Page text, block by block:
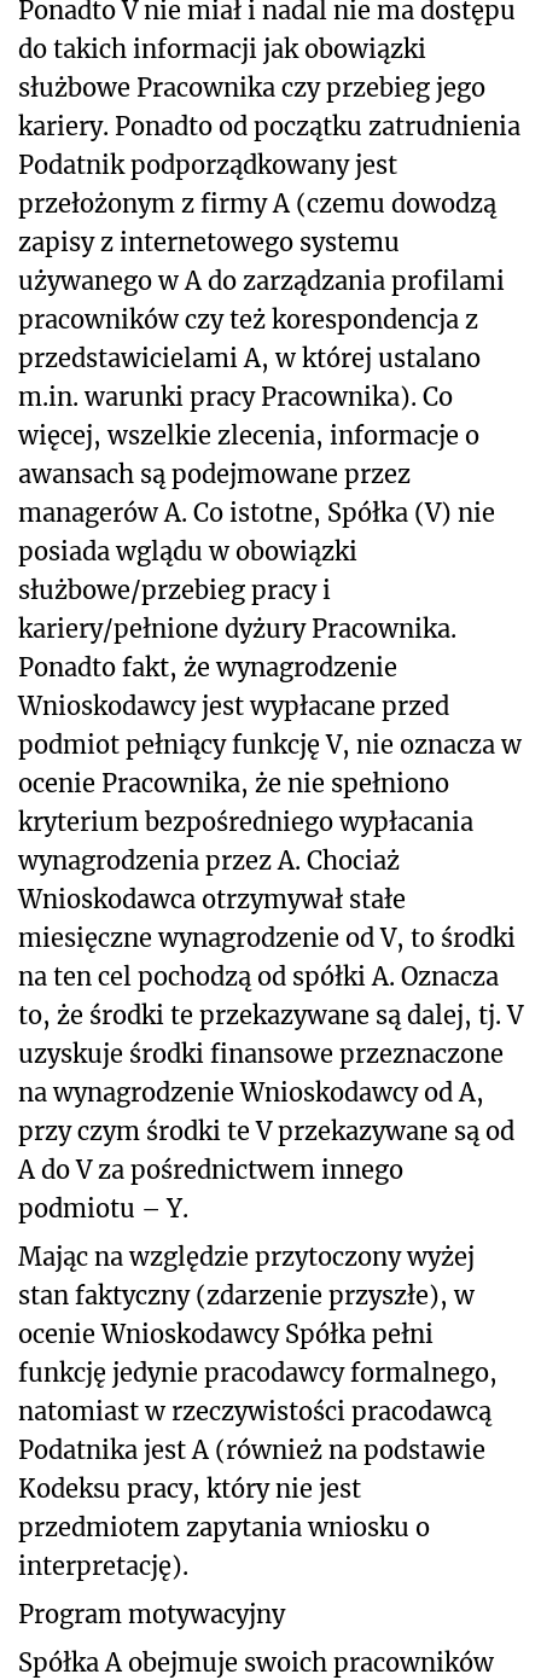
Ponadto V nie miał i nadal nie ma dostępu
do takich informacji jak obowiązki
służbowe Pracownika czy przebieg jego
kariery. Ponadto od początku zatrudnienia
Podatnik podporządkowany jest
przełożonym z firmy A (czemu dowodzą
zapisy z internetowego systemu
używanego w A do zarządzania profilami
pracowników czy też korespondencja z
przedstawicielami A, w której ustalano
m.in. warunki pracy Pracownika). Co
więcej, wszelkie zlecenia, informacje o
awansach są podejmowane przez
managerów A. Co istotne, Spółka (V) nie
posiada wglądu w obowiązki
służbowe/przebieg pracy i
kariery/pełnione dyżury Pracownika.
Ponadto fakt, że wynagrodzenie
Wnioskodawcy jest wypłacane przed
podmiot pełniący funkcję V, nie oznacza w
ocenie Pracownika, że nie spełniono
kryterium bezpośredniego wypłacania
wynagrodzenia przez A. Chociaż
Wnioskodawca otrzymywał stałe
miesięczne wynagrodzenie od V, to środki
na ten cel pochodzą od spółki A. Oznacza
to, że środki te przekazywane są dalej, tj. V
uzyskuje środki finansowe przeznaczone
na wynagrodzenie Wnioskodawcy od A,
przy czym środki te V przekazywane są od
A do V za pośrednictwem innego
podmiotu – Y.
Mając na względzie przytoczony wyżej
stan faktyczny (zdarzenie przyszłe), w
ocenie Wnioskodawcy Spółka pełni
funkcję jedynie pracodawcy formalnego,
natomiast w rzeczywistości pracodawcą
Podatnika jest A (również na podstawie
Kodeksu pracy, który nie jest
przedmiotem zapytania wniosku o
interpretację).
Program motywacyjny
Spółka A obejmuje swoich pracowników